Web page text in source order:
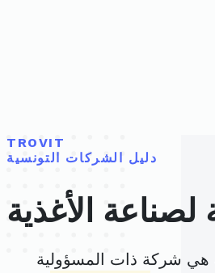
TROVIT
دليل الشركات التونسية
لصناعة الأغذية
هي شركة ذات المسؤولية